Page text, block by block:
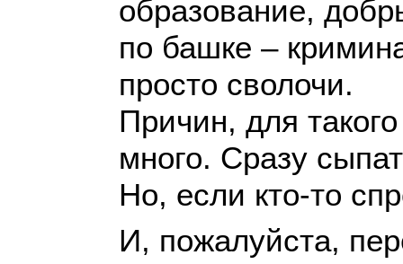
образование,
по башке –
просто сволочи.
Причин, для
много. Сразу
Но, если кто-то
И, пожалуйста,